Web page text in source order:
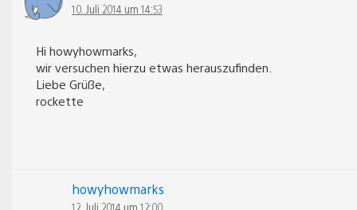
10. Juli 2014 um 14:53
Hi howyhowmarks,
wir versuchen hierzu etwas herauszufinden.
Liebe Grüße,
rockette
howyhowmarks
12. Juli 2014 um 12:00